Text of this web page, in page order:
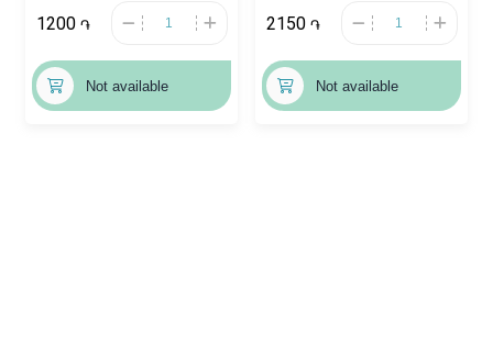
1200 ֏
Not available
2150 ֏
Not available